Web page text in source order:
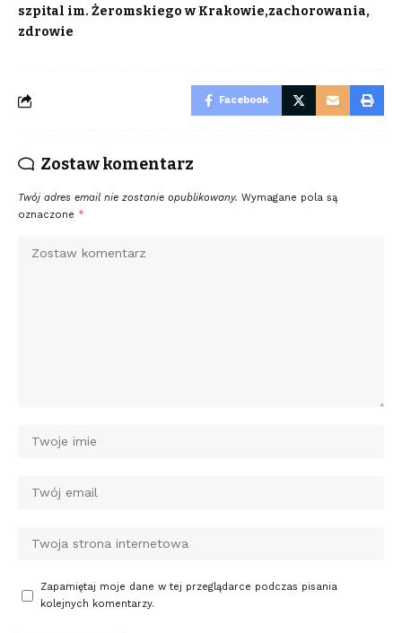
szpital im. Żeromskiego w Krakowie zachorowania
zdrowie
Facebook
Zostaw komentarz
Twój adres email nie zostanie opublikowany. Wymagane pola są
oznaczone *
Zapamiętaj moje dane w tej przeglądarce podczas pisania
kolejnych komentarzy.